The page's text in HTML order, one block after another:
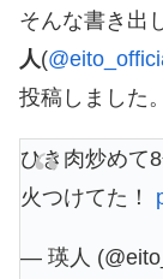
そんな書き出
人(
投稿しました。
ひき肉炒めて
火つけてた！
— 瑛人